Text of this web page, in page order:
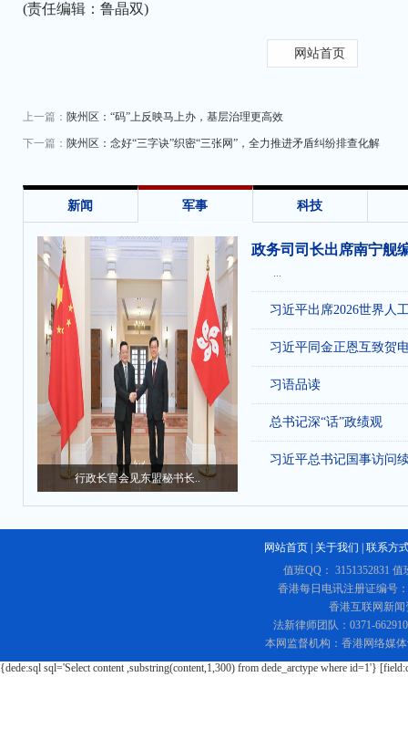
(责任编辑：鲁晶双)
网站首页
上一篇： 陕州区：“码”上反映马上办，基层治理更高效
下一篇： 陕州区：念好“三字诀”织密“三张网”，全力推进矛盾纠纷排查化解
收
新闻 军事 科技
行政长官会见东盟秘书长..
政务司司长出席南宁舰
...
习近平出席2026世界人
习近平同金正恩互致贺
习语品读
总书记深“话”政绩观
习近平总书记国事访问
网站首页 关于我们
联系方
值班QQ： 3151352831
香港每日电讯注册证编号
香港互联网新闻
法新律师团队：0371-
本网监督机构：香港网络媒
{dede:sql sql='Select content ,substring(content,1,300) from dede_arctype where id=1'}